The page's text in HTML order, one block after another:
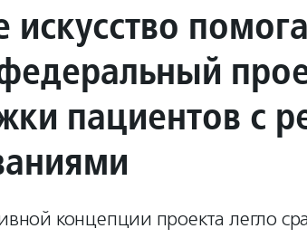
искусство
пациентов с
концепции проекта легло